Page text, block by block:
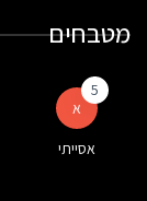
מטבחים
א
5
אסייתי